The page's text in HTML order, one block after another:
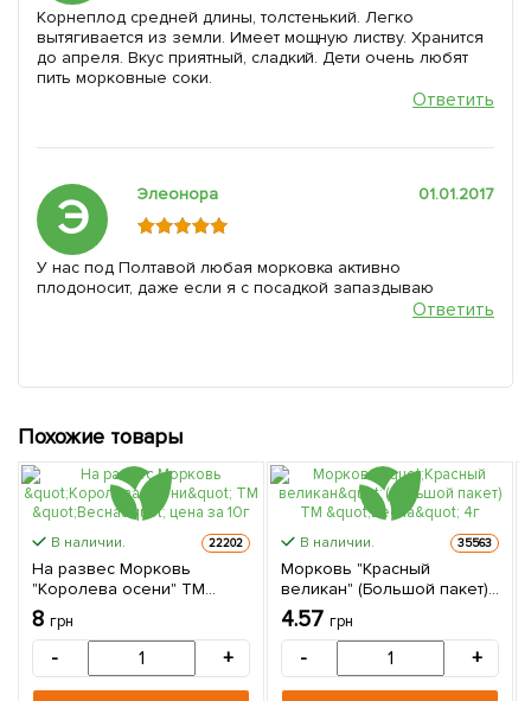
Корнеплод средней длины, толстенький. Легко
вытягивается из земли. Имеет мощную листву. Хранится
до апреля. Вкус приятный, сладкий. Дети очень любят
пить морковные соки.
Ответить
Э Элеонора 01.01.2017
У нас под Полтавой любая морковка активно
плодоносит, даже если я с посадкой запаздываю
Ответить
Похожие товары
В наличии. 22202
На развес Морковь
"Королева осени" ТМ
"Весна" цена за 10г
8 грн
- +
В наличии. 35563
Морковь "Красный
великан" (Большой пакет)
ТМ "Весна" 4г
4.57 грн
- +